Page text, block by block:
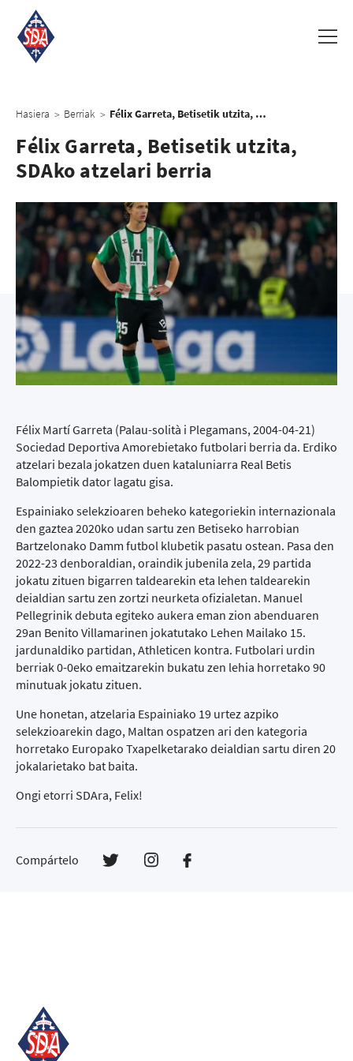
Hasiera > Berriak > Félix Garreta, Betisetik utzita, SDAko atzelari berria
Félix Garreta, Betisetik utzita,
SDAko atzelari berria
Félix Martí Garreta (Palau-solità i Plegamans, 2004-04-21)
Sociedad Deportiva Amorebietako futbolari berria da. Erdiko
atzelari bezala jokatzen duen kataluniarra Real Betis
Balompietik dator lagatu gisa.
Espainiako selekzioaren beheko kategoriekin internazionala
den gaztea 2020ko udan sartu zen Betiseko harrobian
Bartzelonako Damm futbol klubetik pasatu ostean. Pasa den
2022-23 denboraldian, oraindik jubenila zela, 29 partida
jokatu zituen bigarren taldearekin eta lehen taldearekin
deialdian sartu zen zortzi neurketa ofizialetan. Manuel
Pellegrinik debuta egiteko aukera eman zion abenduaren
29an Benito Villamarinen jokatutako Lehen Mailako 15.
jardunaldiko partidan, Athleticen kontra. Futbolari urdin
berriak 0-0eko emaitzarekin bukatu zen lehia horretako 90
minutuak jokatu zituen.
Une honetan, atzelaria Espainiako 19 urtez azpiko
selekzioarekin dago, Maltan ospatzen ari den kategoria
horretako Europako Txapelketarako deialdian sartu diren 20
jokalarietako bat baita.
Ongi etorri SDAra, Felix!
Compártelo